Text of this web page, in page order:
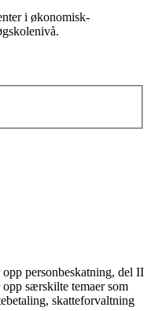
i økonomisk-
personbeskatning, del II
særskilte temaer som
skatteforvaltning